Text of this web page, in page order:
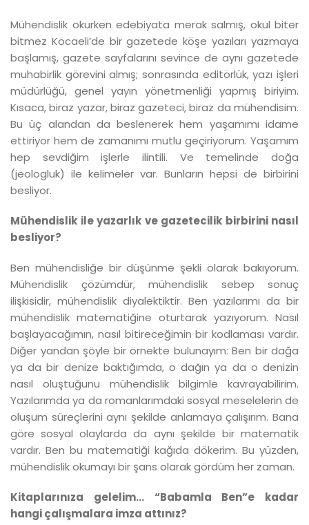
Mühendislik okurken edebiyata merak salmış, okul biter
bitmez Kocaeli’de bir gazetede köşe yazıları yazmaya
başlamış, gazete sayfalarını sevince de aynı gazetede
muhabirlik görevini almış; sonrasında editörlük, yazı işleri
müdürlüğü, genel yayın yönetmenliği yapmış biriyim.
Kısaca, biraz yazar, biraz gazeteci, biraz da mühendisim.
Bu üç alandan da beslenerek hem yaşamımı idame
ettiriyor hem de zamanımı mutlu geçiriyorum. Yaşamım
hep sevdiğim işlerle ilintili. Ve temelinde doğa
(jeologluk) ile kelimeler var. Bunların hepsi de birbirini
besliyor.
Mühendislik ile yazarlık ve gazetecilik birbirini nasıl
besliyor?
Ben mühendisliğe bir düşünme şekli olarak bakıyorum.
Mühendislik çözümdür, mühendislik sebep sonuç
ilişkisidir, mühendislik diyalektiktir. Ben yazılarımı da bir
mühendislik matematiğine oturtarak yazıyorum. Nasıl
başlayacağımın, nasıl bitireceğimin bir kodlaması vardır.
Diğer yandan şöyle bir örnekte bulunayım: Ben bir dağa
ya da bir denize baktığımda, o dağın ya da o denizin
nasıl oluştuğunu mühendislik bilgimle kavrayabilirim.
Yazılarımda ya da romanlarımdaki sosyal meselelerin de
oluşum süreçlerini aynı şekilde anlamaya çalışırım. Bana
göre sosyal olaylarda da aynı şekilde bir matematik
vardır. Ben bu matematiği kağıda dökerim. Bu yüzden,
mühendislik okumayı bir şans olarak gördüm her zaman.
Kitaplarınıza gelelim... “Babamla Ben”e kadar
hangi çalışmalara imza attınız?